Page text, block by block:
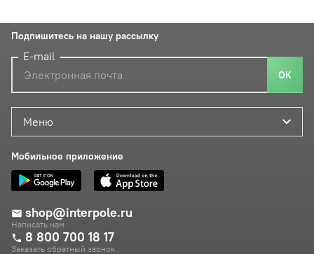
Меню
Мобильное приложение
shop@interpole.ru
Написать нам
8 800 700 18 17
Заказать обратный звонок
Подпишитесь на нашу рассылку
E-mail
ОК